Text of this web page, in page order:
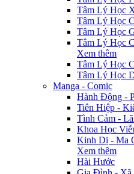
Tâm Lý Học
Tâm Lý Học
Tâm Lý Học
Tâm Lý Học
Xem thêm
Tâm Lý Học
Tâm Lý Học
Manga - Comic
Hành Động -
Tiên Hiệp -
Tình Cảm -
Khoa Học
Kinh Dị - Ma
Xem thêm
Hài Hước